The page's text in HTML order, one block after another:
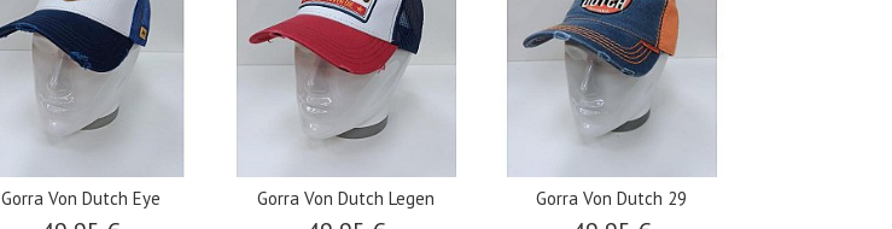
Gorra Von Dutch Eye Gorra Von Dutch Legen Gorra Von Dutch 29